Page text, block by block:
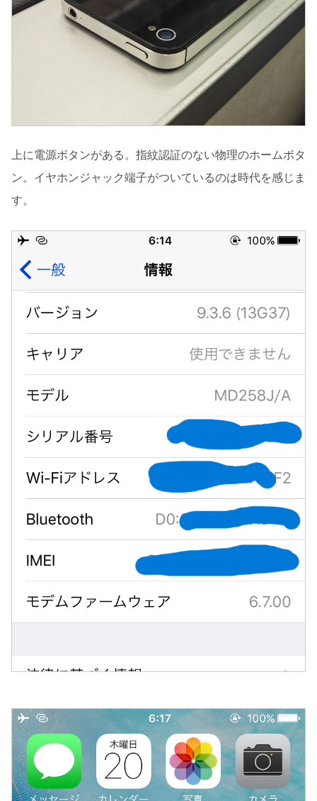
上に電源ボタンがある。指紋認証のない物理のホームボタ
ン。イヤホンジャック端子がついているのは時代を感じま
す。